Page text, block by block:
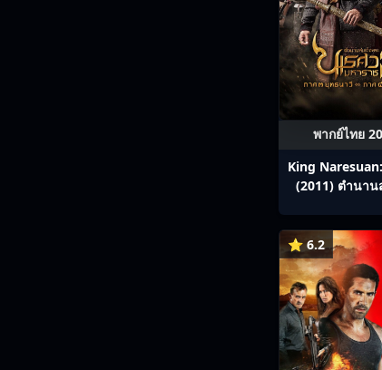
พากย์ไทย
King
(2011) ตํานาน
⭐ 6.2